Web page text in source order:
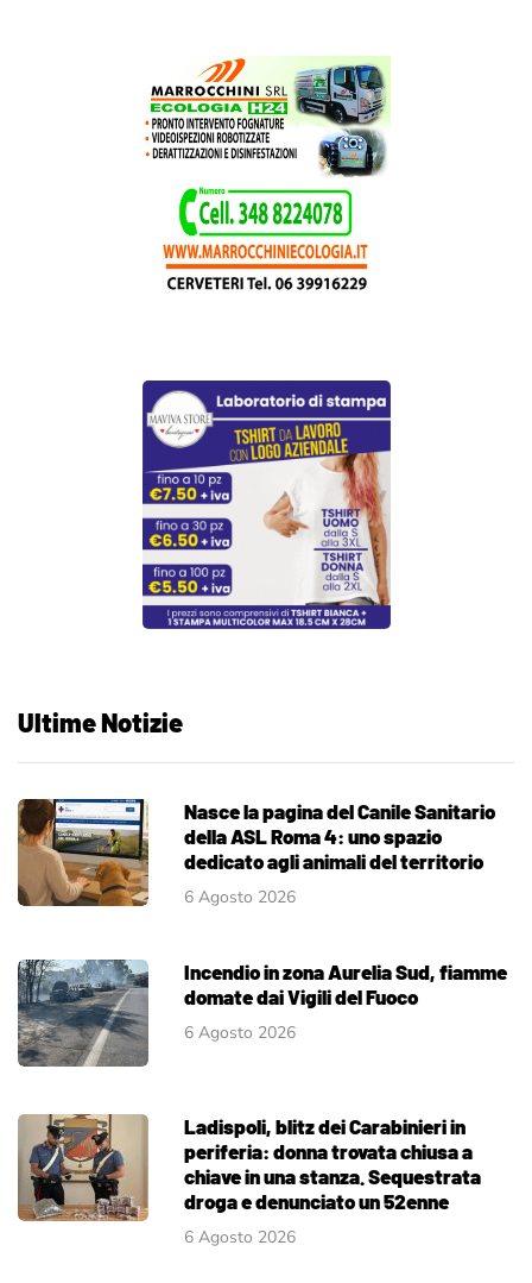
Ultime Notizie
Nasce la pagina del Canile Sanitario
della ASL Roma 4: uno spazio
dedicato agli animali del territorio
6 Agosto 2026
Incendio in zona Aurelia Sud, fiamme
domate dai Vigili del Fuoco
6 Agosto 2026
Ladispoli, blitz dei Carabinieri in
periferia: donna trovata chiusa a
chiave in una stanza. Sequestrata
droga e denunciato un 52enne
6 Agosto 2026